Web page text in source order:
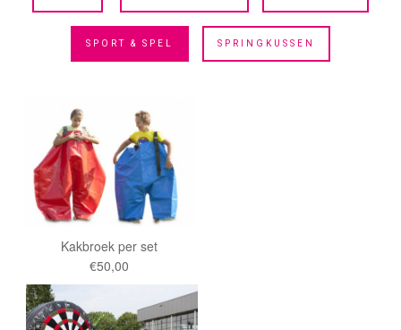
SPORT & SPEL SPRINGKUSSEN
Kakbroek per set
€50,00